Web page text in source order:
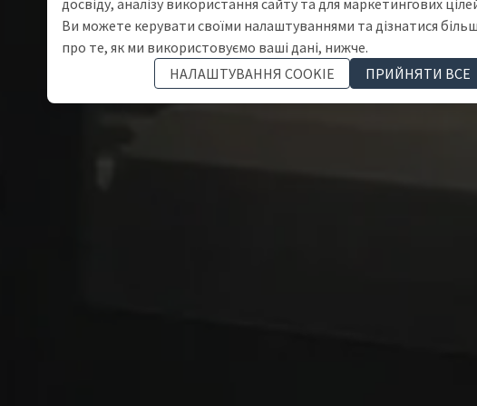
досвіду, аналізу використання сайту та для маркетингових
Ви можете керувати своїми налаштуваннями та дізнатися
про те, як ми використовуємо ваші дані, нижче.
НАЛАШТУВАННЯ COOKIE
ПРИЙНЯТИ ВСЕ